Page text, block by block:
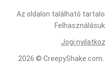
Az oldalon található
Jogi
2026 © CreepyShake.com